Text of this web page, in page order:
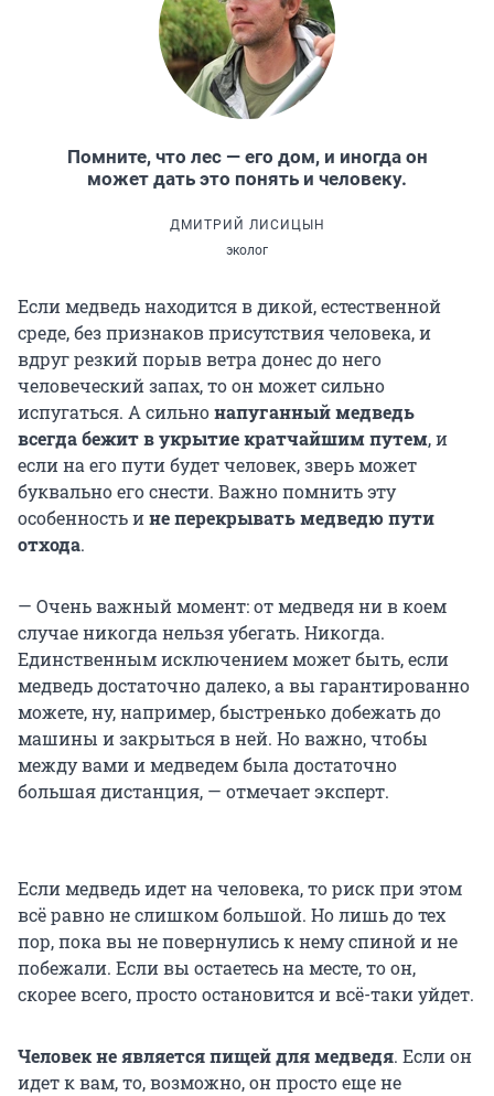
Помните, что лес — его дом, и иногда он
может дать это понять и человеку.
ДМИТРИЙ ЛИСИЦЫН
эколог
Если медведь находится в дикой, естественной
среде, без признаков присутствия человека, и
вдруг резкий порыв ветра донес до него
человеческий запах, то он может сильно
испугаться. А сильнонапуганный медведь
всегда бежит в укрытие кратчайшим путем, и
если на его пути будет человек, зверь может
буквально его снести. Важно помнить эту
особенность ине перекрывать медведю пути
отхода.
— Очень важный момент: от медведя ни в коем
случае никогда нельзя убегать. Никогда.
Единственным исключением может быть, если
медведь достаточно далеко, а вы гарантированно
можете, ну, например, быстренько добежать до
машины и закрыться в ней. Но важно, чтобы
между вами и медведем была достаточно
большая дистанция, — отмечает эксперт.
Если медведь идет на человека, то риск при этом
всё равно не слишком большой. Но лишь до тех
пор, пока вы не повернулись к нему спиной и не
побежали. Если вы остаетесь на месте, то он,
скорее всего, просто остановится и всё-таки уйдет.
Человек не является пищей для медведя. Если он
идет к вам, то, возможно, он просто еще не